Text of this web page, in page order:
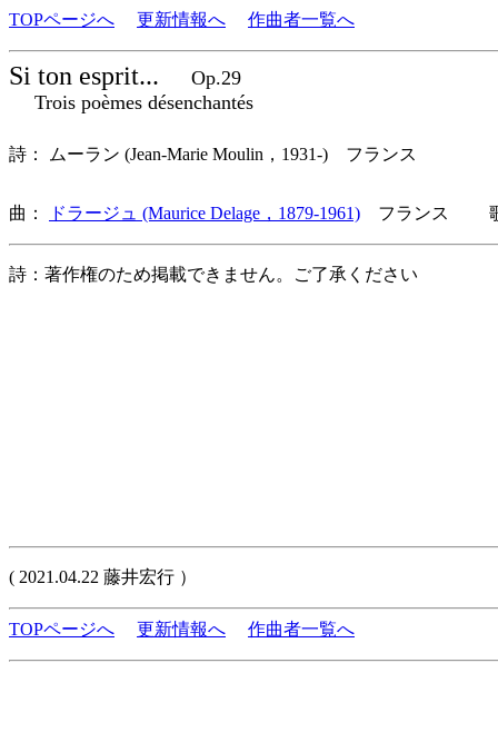
TOPページへ 更新情報へ 作曲者一覧へ
Si ton esprit...
Op.29
Trois poèmes désenchantés
詩： ムーラン (Jean-Marie Moulin，1931-) フランス
曲： ドラージュ (Maurice Delage，1879-1961) フランス 歌
詩：著作権のため掲載できません。ご了承ください
( 2021.04.22 藤井宏行 ）
TOPページへ 更新情報へ 作曲者一覧へ